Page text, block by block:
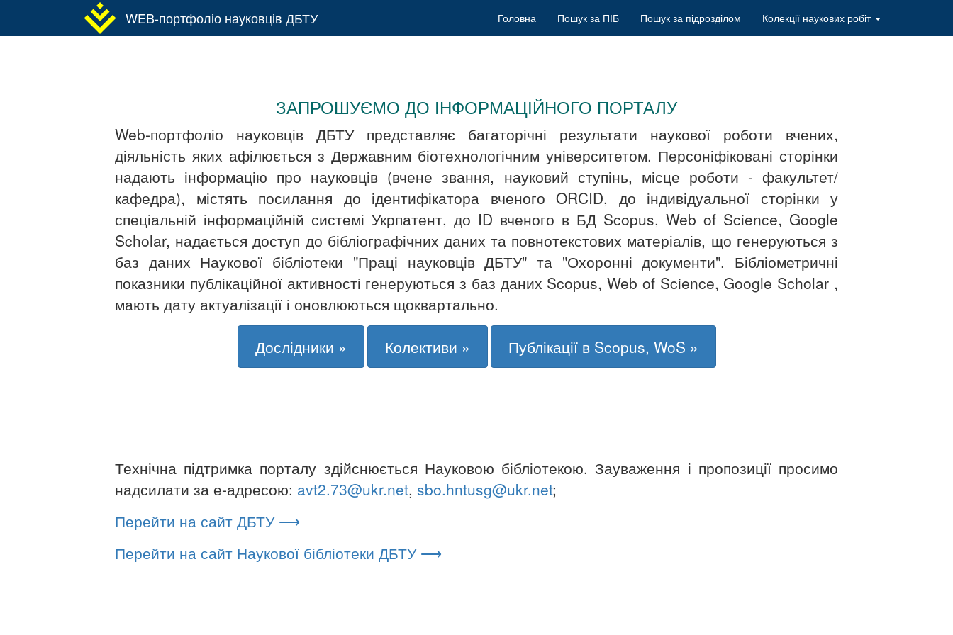
WEB-портфоліо науковців ДБТУ Головна Пошук за ПІБ Пошук за підрозділом Колекції наукових робіт
ЗАПРОШУЄМО ДО ІНФОРМАЦІЙНОГО ПОРТАЛУ
Web-портфоліо науковців ДБТУ представляє багаторічні результати наукової роботи вчених,
діяльність яких афілюється з Державним біотехнологічним університетом. Персоніфіковані сторінки
надають інформацію про науковців (вчене звання, науковий ступінь, місце роботи - факультет/
кафедра), містять посилання до ідентифікатора вченого ORCID, до індивідуальної сторінки у
спеціальній інформаційній системі Укрпатент, до ID вченого в БД Scopus, Web of Science, Google
Scholar, надається доступ до бібліографічних даних та повнотекстових матеріалів, що генеруються з
баз даних Наукової бібліотеки "Праці науковців ДБТУ" та "Охоронні документи". Бібліометричні
показники публікаційної активності генеруються з баз даних Scopus, Web of Science, Google Scholar ,
мають дату актуалізації і оновлюються щоквартально.
Дослідники »
Колективи » Публікації в Scopus, WoS »
Технічна підтримка порталу здійснюється Науковою бібліотекою. Зауваження і пропозиції просимо
надсилати за е-адресою: avt2.73@ukr.net, sbo.hntusg@ukr.net;
Перейти на сайт ДБТУ ⟶
Перейти на сайт Наукової бібліотеки ДБТУ ⟶